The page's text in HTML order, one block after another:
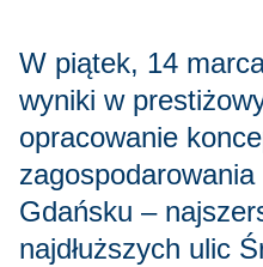
W piątek, 14
wyniki w
opracowanie
Gdańsku –
najdłuższych ulic